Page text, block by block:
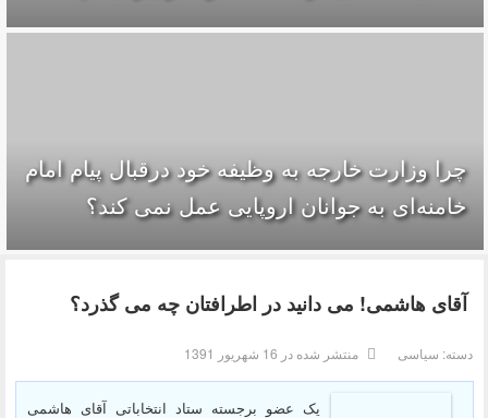
چرا وزارت خارجه به وظیفه خود درقبال پیام امام
خامنه‌ای به جوانان اروپایی عمل نمی کند؟
آقای هاشمی! می دانید در اطرافتان چه می گذرد؟
دسته: سیاسی منتشر شده در 16 شهریور 1391
یک عضو برجسته ستاد انتخاباتی آقای هاشمی